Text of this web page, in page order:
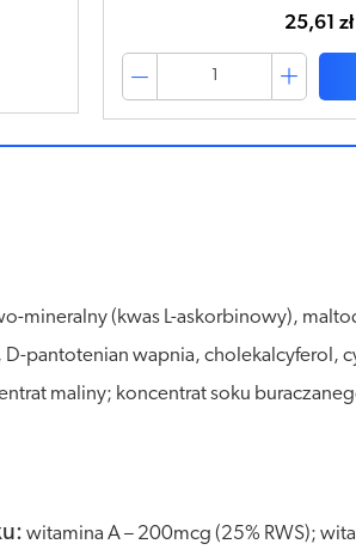
25,61 zł
mineralny (kwas L-askorbinowy),
pantotenian wapnia,
maliny; koncentrat soku
witamina A – 200mcg (25% RWS);